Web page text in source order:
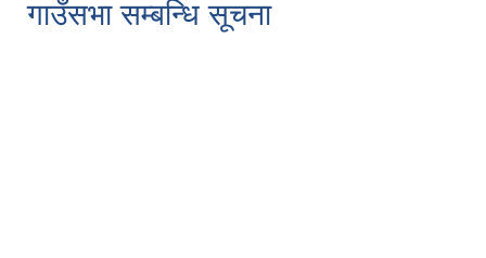
गाउँसभा सम्बन्धि सूचना